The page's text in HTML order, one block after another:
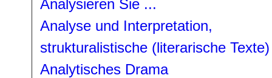
Analysieren Sie ...
Analyse und Interpretation,
strukturalistische (literarische Texte)
Analytisches Drama